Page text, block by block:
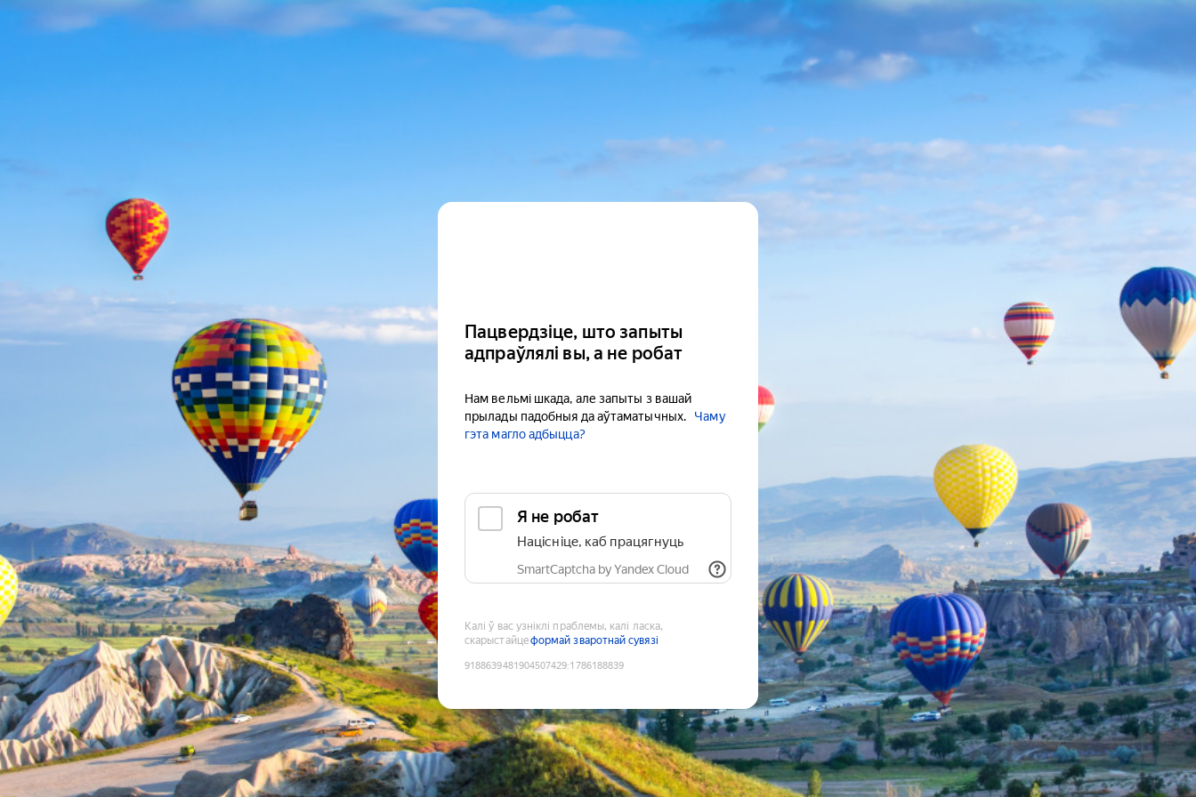
Пацвердзіце, што запыты
адпраўлялі вы, а не робат
Нам вельмі шкада, але запыты з вашай
прылады падобныя да аўтаматычных.
Чаму
гэта магло адбыцца?
Я не робат
Націсніце, каб працягнуць
SmartCaptcha by Yandex Cloud
Калі ў вас узніклі праблемы, калі ласка,
скарыстайцеформай зваротнай сувязі
9188639481904507429:1786188839